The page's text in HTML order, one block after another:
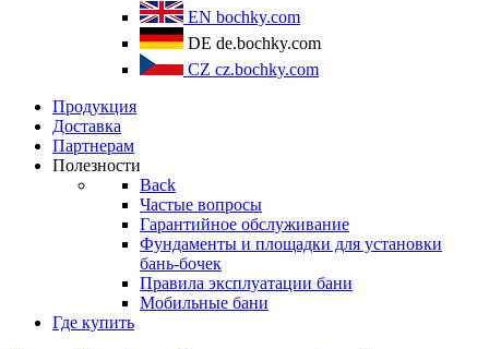
EN bochky.com
DE de.bochky.com
CZ cz.bochky.com
Продукция
Доставка
Партнерам
Полезности
Back
Частые вопросы
Гарантийное обслуживание
Фундаменты и площадки для установки
бань-бочек
Правила эксплуатации бани
Мобильные бани
Где купить